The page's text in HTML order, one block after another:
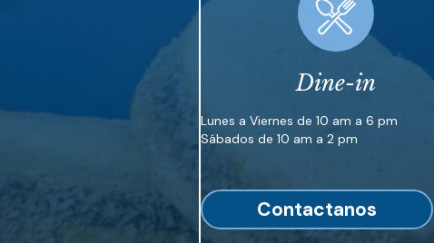
Dine-in
Lunes a Viernes de 10 am a 6 pm
Sábados de 10 am a 2 pm
Contactanos